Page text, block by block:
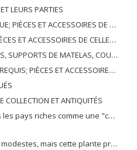
LEURS PARTIES
ET ACCESSOIRES DE TELS ARTICLES
ET ACCESSOIRES DE CELLES-CI
D'ÉCLAIRAGE, N.E.C .; SIGNES LUMINEUSES, PLAQUES DE NOMS LUMINEUSES ET SIMILAIRES; BÂTIMENTS PRÉFABRIQUÉS
PIÈCES ET ACCESSOIRES DE CELLES-CI
COLLECTION ET ANTIQUITÉS
fonio blanc est une graminée de la famille des poaceae cultivée pour ses graines dans certaines régions d'Afrique.
dans la préparation de nombreuses recettes traditionnelles africaines comme le couscous, la bouillie, les boulettes, les beignets et même le pain.